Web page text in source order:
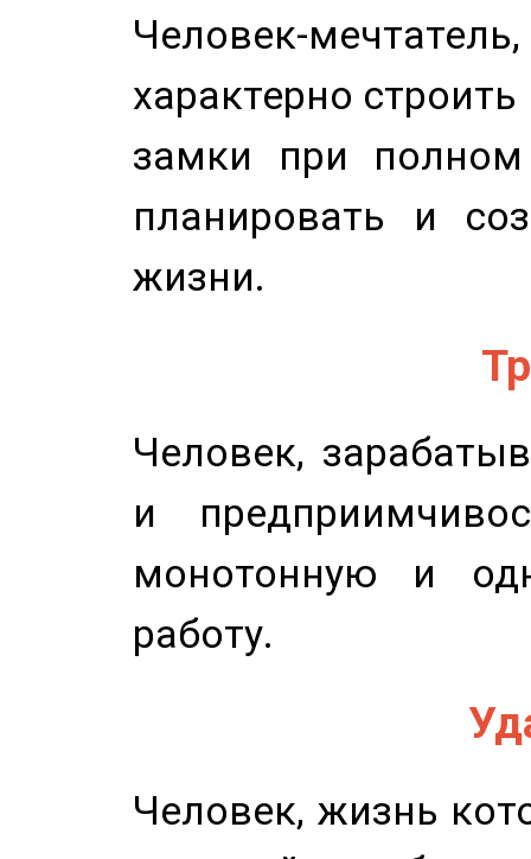
Человек-
характерно
замки при полном
планировать и
жизни.
Человек,
и
монотонную и
работу.
Человек, жизнь